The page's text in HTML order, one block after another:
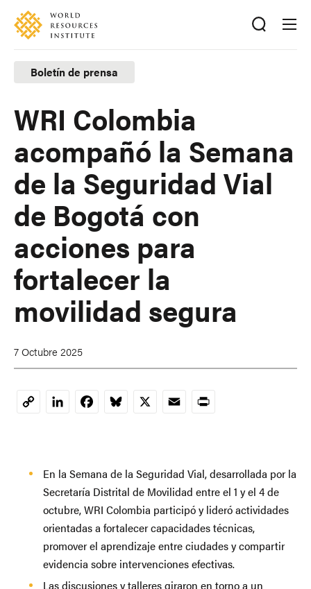
Skip
main
content
Accessibility
Boletín de prensa
WRI Colombia
acompañó la Semana
de la Seguridad Vial
de Bogotá con
acciones para
fortalecer la
movilidad segura
7 Octubre 2025
CopyLinkedInFacebookBluesky
X EmailPrint
En la Semana de la Seguridad Vial, desarrollada por la
Secretaría Distrital de Movilidad entre el 1 y el 4 de
octubre, WRI Colombia participó y lideró actividades
orientadas a fortalecer capacidades técnicas,
promover el aprendizaje entre ciudades y compartir
evidencia sobre intervenciones efectivas.
Las discusiones y talleres giraron en torno a un